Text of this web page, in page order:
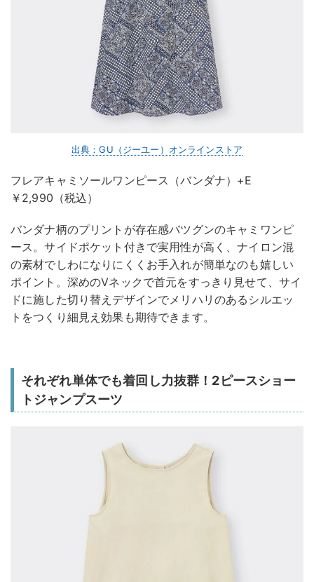
出典：GU（ジーユー）オンラインストア
フレアキャミソールワンピース（バンダナ）+E
￥2,990（税込）
バンダナ柄のプリントが存在感バツグンのキャミワンピ
ース。サイドポケット付きで実用性が高く、ナイロン混
の素材でしわになりにくくお手入れが簡単なのも嬉しい
ポイント。深めのVネックで首元をすっきり見せて、サイ
ドに施した切り替えデザインでメリハリのあるシルエッ
トをつくり細見え効果も期待できます。
それぞれ単体でも着回し力抜群！2ピースショー
トジャンプスーツ